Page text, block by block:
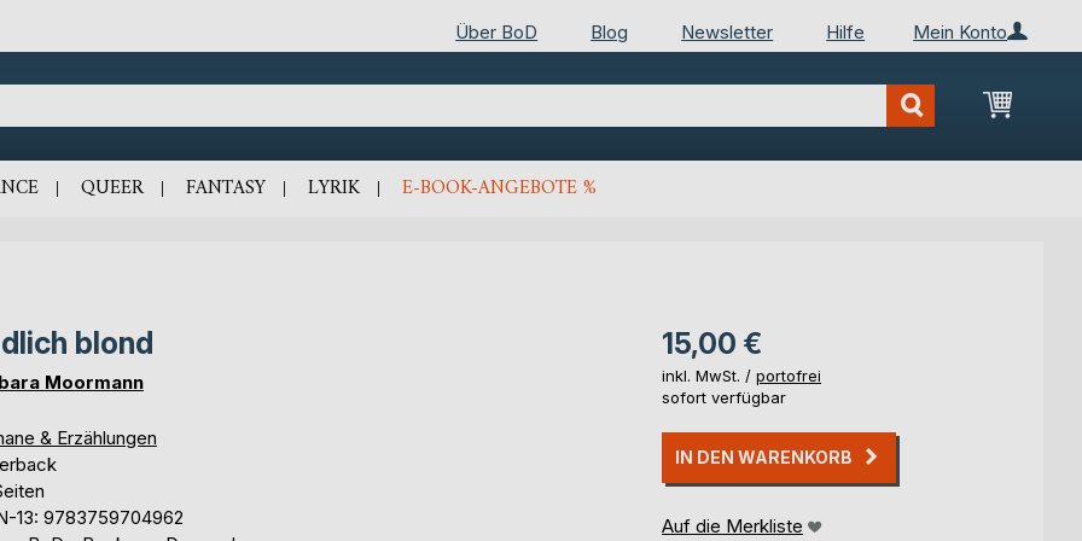
Mein Konto
Über BoD Blog Newsletter Hilfe
Mein
QUEER FANTASY LYRIK E-BOOK-ANGEBOTE %
blond
Moormann
& Erzählungen
13: 9783759704962
15,00 €
inkl. MwSt. / portofrei
sofort verfügbar
IN DEN WARENKORB
Auf die Merkliste